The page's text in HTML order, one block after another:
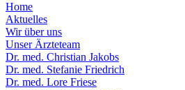
Home
Aktuelles
Wir über uns
Unser Ärzteteam
Dr. med. Christian Jakobs
Dr. med. Stefanie Friedrich
Dr. med. Lore Friese